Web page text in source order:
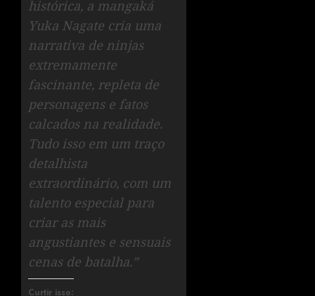
histórica, a mangaká
Yuka Nagate cria uma
narrativa de ninjas
extremamente
fascinante, repleta de
personagens e fatos
calcados na realidade.
Tudo isso em um traço
detalhista
extraordinário, com um
talento especial para
criar as mais
angustiantes e sensuais
cenas de batalha.”
Curtir isso: